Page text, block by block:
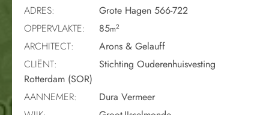
ADRES:
Grote Hagen 566-722
OPPERVLAKTE:
85m2
ARCHITECT:
Arons & Gelauff
CLIËNT:
Stichting Ouderenhuisvesting
Rotterdam (SOR)
AANNEMER:
Dura Vermeer